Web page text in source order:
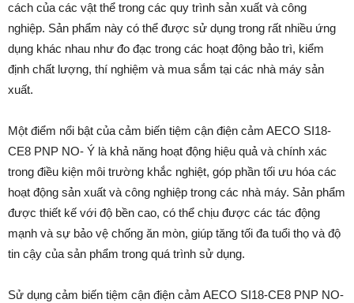
cách của các vật thể trong các quy trình sản xuất và công
nghiệp. Sản phẩm này có thể được sử dụng trong rất nhiều ứng
dụng khác nhau như đo đạc trong các hoạt động bảo trì, kiểm
định chất lượng, thí nghiệm và mua sắm tại các nhà máy sản
xuất.
Một điểm nổi bật của cảm biến tiệm cận điện cảm AECO SI18-
CE8 PNP NO- Ý là khả năng hoạt động hiệu quả và chính xác
trong điều kiện môi trường khắc nghiệt, góp phần tối ưu hóa các
hoạt động sản xuất và công nghiệp trong các nhà máy. Sản phẩm
được thiết kế với độ bền cao, có thể chịu được các tác động
mạnh và sự bảo vệ chống ăn mòn, giúp tăng tối đa tuổi thọ và độ
tin cậy của sản phẩm trong quá trình sử dụng.
Sử dụng cảm biến tiệm cận điện cảm AECO SI18-CE8 PNP NO-